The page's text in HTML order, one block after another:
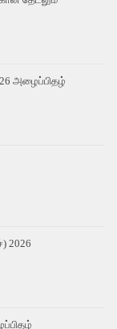
அழைப்பிதழ்
2026